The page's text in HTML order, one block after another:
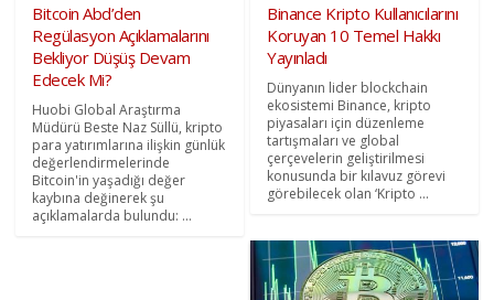
Bitcoin Abd’den
Regülasyon Açıklamalarını
Bekliyor Düşüş Devam
Edecek Mi?
Huobi Global Araştırma
Müdürü Beste Naz Süllü, kripto
para yatırımlarına ilişkin günlük
değerlendirmelerinde
Bitcoin'in yaşadığı değer
kaybına değinerek şu
açıklamalarda bulundu: ...
Binance Kripto Kullanıcılarını
Koruyan 10 Temel Hakkı
Yayınladı
Dünyanın lider blockchain
ekosistemi Binance, kripto
piyasaları için düzenleme
tartışmaları ve global
çerçevelerin geliştirilmesi
konusunda bir kılavuz görevi
görebilecek olan ‘Kripto ...